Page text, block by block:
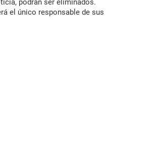
podrán ser eliminados.
el único responsable de sus